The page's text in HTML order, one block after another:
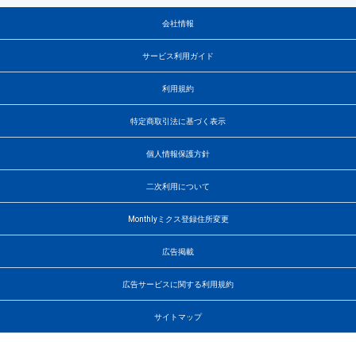
会社情報
サービス利用ガイド
利用規約
特定商取引法に基づく表示
個人情報保護方針
二次利用について
Monthlyミクス登録住所変更
広告掲載
広告サービスに関する利用規約
サイトマップ